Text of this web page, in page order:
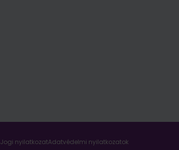
Jogi nyilatkozatAdatvédelmi nyilatkozatok